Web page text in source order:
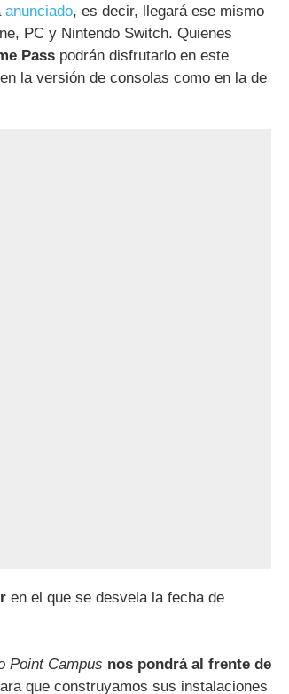
anunciado, es decir, llegará ese mismo
PC y Nintendo Switch. Quienes
Pass podrán disfrutarlo en este
la versión de consolas como en la de
en el que se desvela la fecha de
Point Campus nos pondrá al frente de
que construyamos sus instalaciones